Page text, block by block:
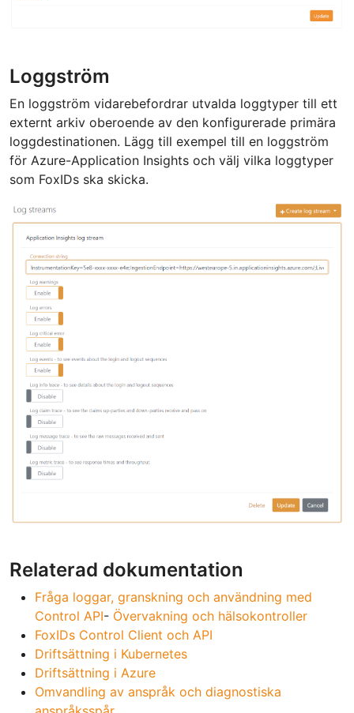
Loggström
En loggström vidarebefordrar utvalda loggtyper till ett
externt arkiv oberoende av den konfigurerade primära
loggdestinationen. Lägg till exempel till en loggström
för Azure-Application Insights och välj vilka loggtyper
som FoxIDs ska skicka.
Relaterad dokumentation
Fråga loggar, granskning och användning med
Control API- Övervakning och hälsokontroller
FoxIDs Control Client och API
Driftsättning i Kubernetes
Driftsättning i Azure
Omvandling av anspråk och diagnostiska